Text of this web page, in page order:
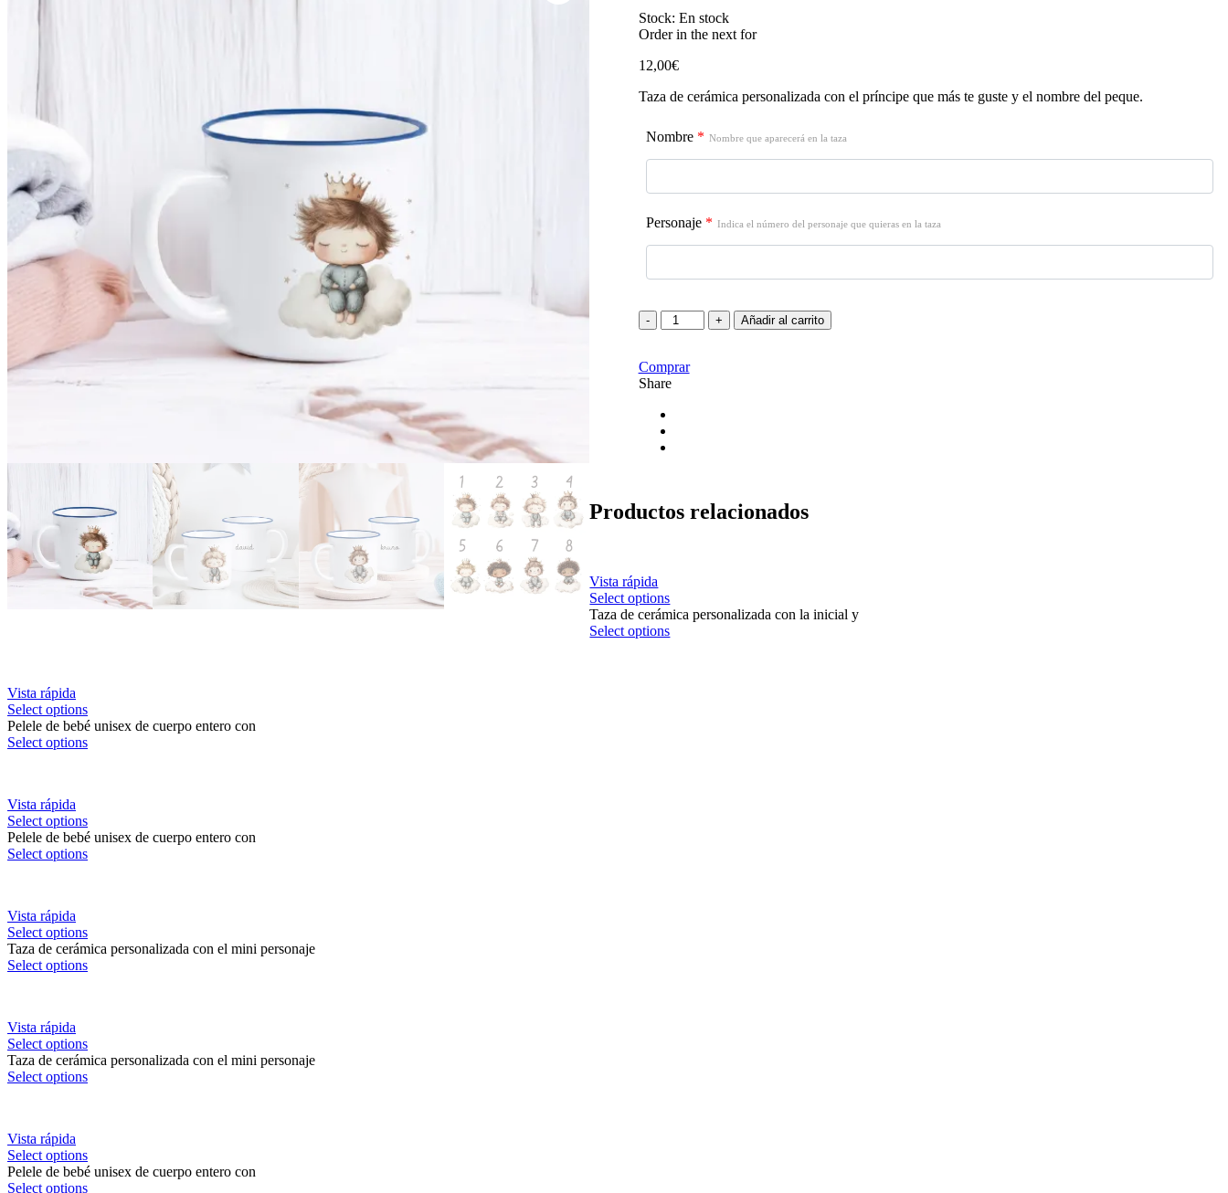
Stock: En stock
Order in the next for
12,00€
Taza de cerámica personalizada con el príncipe que más te guste y el nombre del peque.
Nombre* Nombre que aparecerá en la taza
Personaje* Indica el número del personaje que quieras en la taza
Añadir al carrito
Comprar
Share
Productos relacionados
Vista rápida
Select options
Taza de cerámica personalizada con la inicial y
Select options
Vista rápida
Select options
Pelele de bebé unisex de cuerpo entero con
Select options
Vista rápida
Select options
Pelele de bebé unisex de cuerpo entero con
Select options
Vista rápida
Select options
Taza de cerámica personalizada con el mini personaje
Select options
Vista rápida
Select options
Taza de cerámica personalizada con el mini personaje
Select options
Vista rápida
Select options
Pelele de bebé unisex de cuerpo entero con
Select options